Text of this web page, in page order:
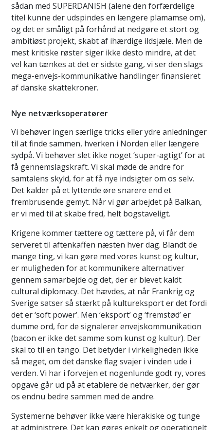
sådan med SUPERDANISH (alene den forfærdelige
titel kunne der udspindes en længere plamamse om),
og det er småligt på forhånd at nedgøre et stort og
ambitiøst projekt, skabt af ihærdige ildsjæle. Men de
mest kritiske røster siger ikke desto mindre, at det
vel kan tænkes at det er sidste gang, vi ser den slags
mega-envejs-kommunikative handlinger finansieret
af danske skattekroner.
Nye netværksoperatører
Vi behøver ingen særlige tricks eller ydre anledninger
til at finde sammen, hverken i Norden eller længere
sydpå. Vi behøver slet ikke noget ‘super-agtigt’ for at
få gennemslagskraft. Vi skal møde de andre for
samtalens skyld, for at få nye indsigter om os selv.
Det kalder på et lyttende øre snarere end et
frembrusende gemyt. Når vi gør arbejdet på Balkan,
er vi med til at skabe fred, helt bogstaveligt.
Krigene kommer tættere og tættere på, vi får dem
serveret til aftenkaffen næsten hver dag. Blandt de
mange ting, vi kan gøre med vores kunst og kultur,
er muligheden for at kommunikere alternativer
gennem samarbejde og det, der er blevet kaldt
cultural diplomacy. Det hævdes, at når Frankrig og
Sverige satser så stærkt på kultureksport er det fordi
det er ‘soft power’. Men ‘eksport’ og ‘fremstød’ er
dumme ord, for de signalerer envejskommunikation
(bacon er ikke det samme som kunst og kultur). Der
skal to til en tango. Det betyder i virkeligheden ikke
så meget, om det danske flag svajer i vinden ude i
verden. Vi har i forvejen et nogenlunde godt ry, vores
opgave går ud på at etablere de netværker, der gør
os endnu bedre sammen med de andre.
Systemerne behøver ikke være hierakiske og tunge
at administrere. Det kan gøres enkelt og operationelt